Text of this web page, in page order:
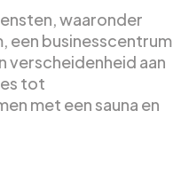
waaronder
een businesscentrum
verscheidenheid aan
tot
met een sauna en